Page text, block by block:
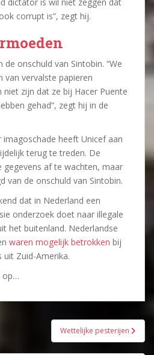
corrupt is”, zegt hij.
onschuld van Sintobin. “We
van vervalste papieren
niet zijn dat ze bij Hacer Puente
gehad”, zegt hij in de
heeft Unicef aan
terug te treden. De
gegevens af te wachten, maar
van de onschuld van Sintobin.
dat in Nederland een
onderzoek doet naar illegale
het buitenland. Nederlandse
waren mogelijk betrokken bij
Zuid-Amerika.
op…
Wettelijke pesterijen